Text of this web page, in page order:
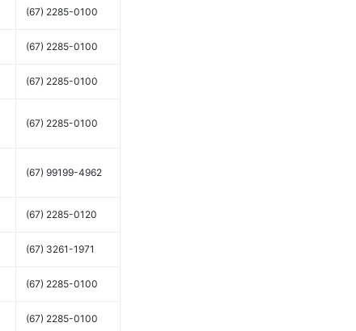
(67) 2285-0100
(67) 2285-0100
(67) 2285-0100
(67) 2285-0100
(67) 99199-4962
(67) 2285-0120
(67) 3261-1971
(67) 2285-0100
(67) 2285-0100